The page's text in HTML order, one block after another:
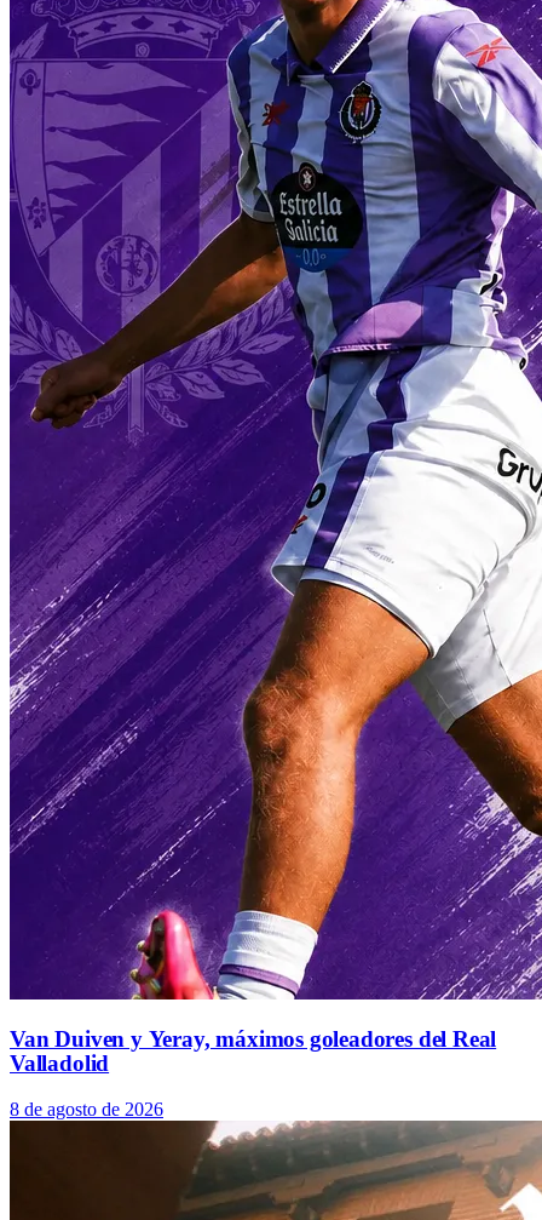
Van Duiven y Yeray, máximos goleadores del Real
Valladolid
8 de agosto de 2026